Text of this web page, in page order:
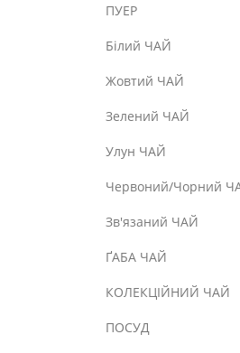
ПУЕР
Білий ЧАЙ
Жовтий ЧАЙ
Зелений ЧАЙ
Улун ЧАЙ
Червоний/Чорний
Зв'язаний ЧАЙ
ҐАБА ЧАЙ
КОЛЕКЦІЙНИЙ ЧАЙ
ПОСУД